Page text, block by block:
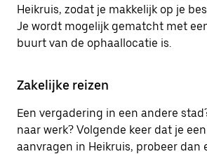
Heikruis, zodat je makkelijk op je
Je wordt mogelijk gematcht met
buurt van de ophaallocatie is.
Zakelijke reizen
Een vergadering in een andere
naar werk? Volgende keer dat je
aanvragen in Heikruis, probeer dan